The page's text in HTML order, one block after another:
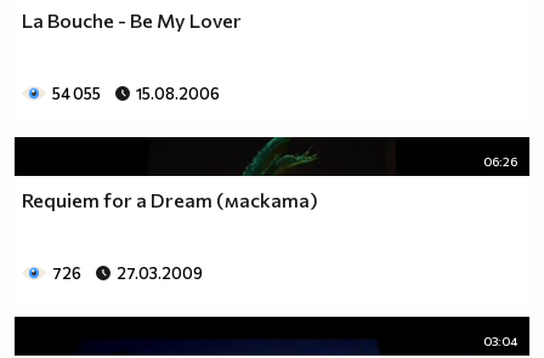
La Bouche - Be My Lover
54 055 15.08.2006
06:26
Requiem for a Dream (маската)
726 27.03.2009
03:04